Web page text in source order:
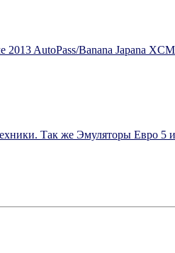
AutoPass/Banana Japana
Так же Эмуляторы Евро 5